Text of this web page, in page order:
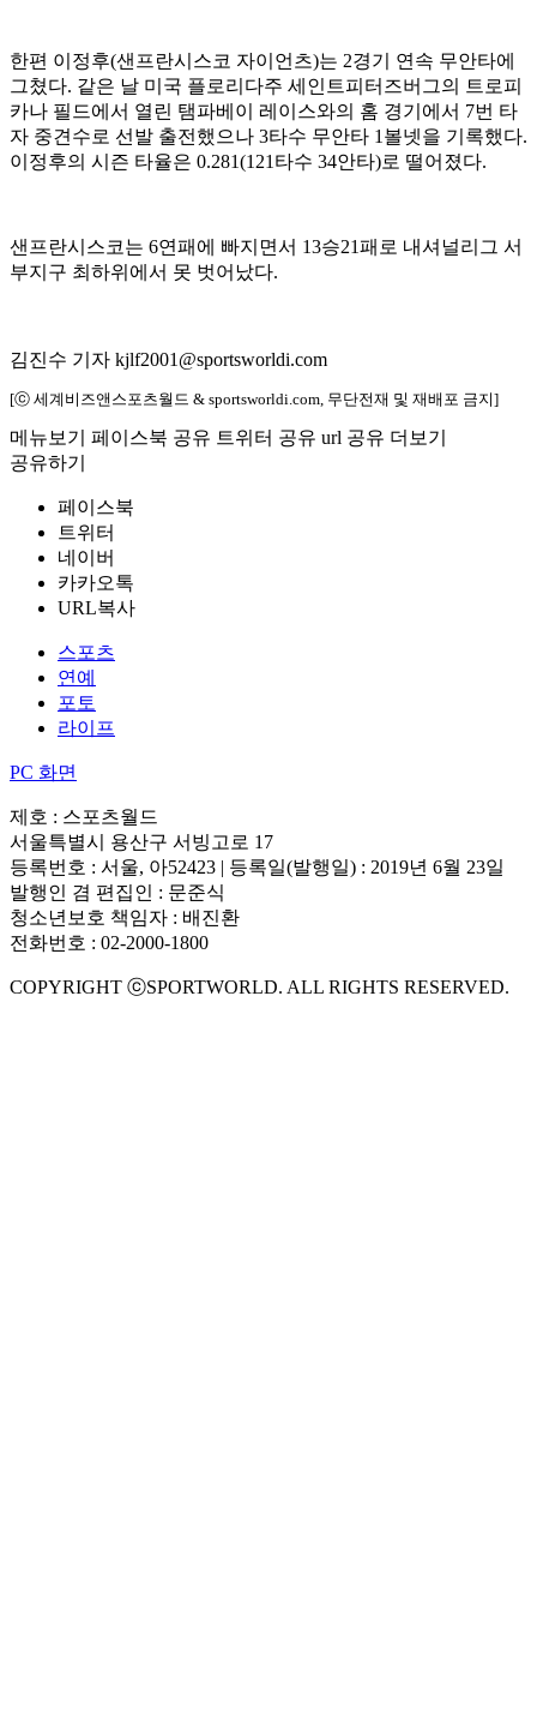
한편 이정후(샌프란시스코 자이언츠)는 2경기 연속 무안타에
그쳤다. 같은 날 미국 플로리다주 세인트피터즈버그의 트로피
카나 필드에서 열린 탬파베이 레이스와의 홈 경기에서 7번 타
자 중견수로 선발 출전했으나 3타수 무안타 1볼넷을 기록했다.
이정후의 시즌 타율은 0.281(121타수 34안타)로 떨어졌다.
샌프란시스코는 6연패에 빠지면서 13승21패로 내셔널리그 서
부지구 최하위에서 못 벗어났다.
김진수 기자 kjlf2001@sportsworldi.com
[ⓒ 세계비즈앤스포츠월드 & sportsworldi.com, 무단전재 및 재배포 금지]
메뉴보기 페이스북 공유 트위터 공유 url 공유 더보기
공유하기
페이스북
트위터
네이버
카카오톡
URL복사
스포츠
연예
포토
라이프
PC 화면
제호 : 스포츠월드
서울특별시 용산구 서빙고로 17
등록번호 : 서울, 아52423 | 등록일(발행일) : 2019년 6월 23일
발행인 겸 편집인 : 문준식
청소년보호 책임자 : 배진환
전화번호 : 02-2000-1800
COPYRIGHT ⓒSPORTWORLD. ALL RIGHTS RESERVED.